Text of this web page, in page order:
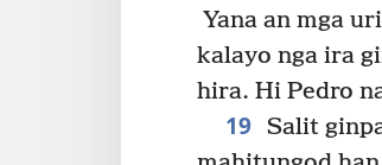
Yana an mga
kalayo nga ira
hira. Hi Pedro
19 Salit